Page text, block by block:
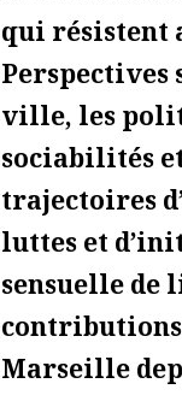
qui résistent
Perspectives
ville, les
sociabilités
trajectoires
luttes et
sensuelle de
contributions
Marseille